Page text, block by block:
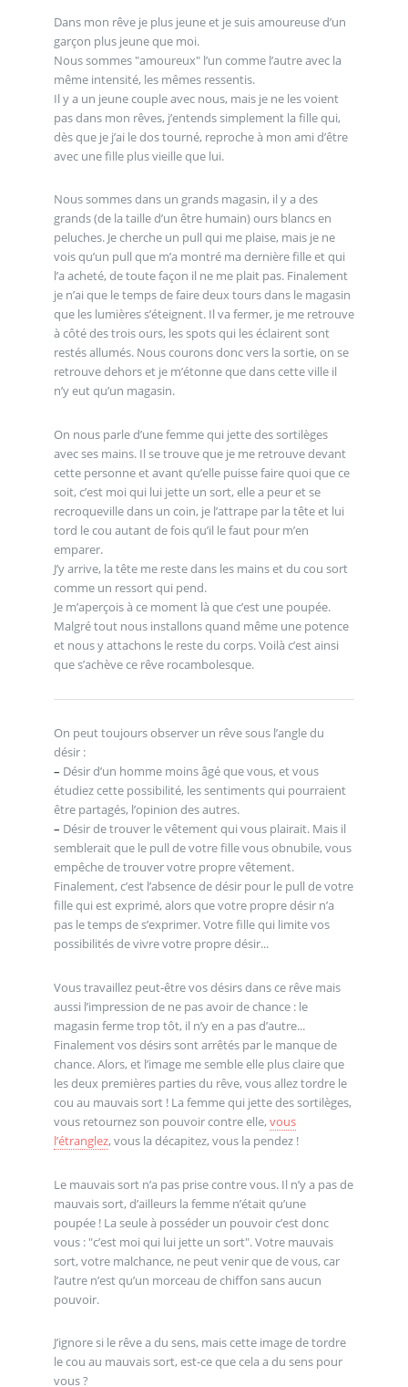
Dans mon rêve je plus jeune et je suis amoureuse d’un
garçon plus jeune que moi.
Nous sommes "amoureux" l’un comme l’autre avec la
même intensité, les mêmes ressentis.
Il y a un jeune couple avec nous, mais je ne les voient
pas dans mon rêves, j’entends simplement la fille qui,
dès que je j’ai le dos tourné, reproche à mon ami d’être
avec une fille plus vieille que lui.
Nous sommes dans un grands magasin, il y a des
grands (de la taille d’un être humain) ours blancs en
peluches. Je cherche un pull qui me plaise, mais je ne
vois qu’un pull que m’a montré ma dernière fille et qui
l’a acheté, de toute façon il ne me plait pas. Finalement
je n’ai que le temps de faire deux tours dans le magasin
que les lumières s’éteignent. Il va fermer, je me retrouve
à côté des trois ours, les spots qui les éclairent sont
restés allumés. Nous courons donc vers la sortie, on se
retrouve dehors et je m’étonne que dans cette ville il
n’y eut qu’un magasin.
On nous parle d’une femme qui jette des sortilèges
avec ses mains. Il se trouve que je me retrouve devant
cette personne et avant qu’elle puisse faire quoi que ce
soit, c’est moi qui lui jette un sort, elle a peur et se
recroqueville dans un coin, je l’attrape par la tête et lui
tord le cou autant de fois qu’il le faut pour m’en
emparer.
J’y arrive, la tête me reste dans les mains et du cou sort
comme un ressort qui pend.
Je m’aperçois à ce moment là que c’est une poupée.
Malgré tout nous installons quand même une potence
et nous y attachons le reste du corps. Voilà c’est ainsi
que s’achève ce rêve rocambolesque.
On peut toujours observer un rêve sous l’angle du
désir :
– Désir d’un homme moins âgé que vous, et vous
étudiez cette possibilité, les sentiments qui pourraient
être partagés, l’opinion des autres.
– Désir de trouver le vêtement qui vous plairait. Mais il
semblerait que le pull de votre fille vous obnubile, vous
empêche de trouver votre propre vêtement.
Finalement, c’est l’absence de désir pour le pull de votre
fille qui est exprimé, alors que votre propre désir n’a
pas le temps de s’exprimer. Votre fille qui limite vos
possibilités de vivre votre propre désir...
Vous travaillez peut-être vos désirs dans ce rêve mais
aussi l’impression de ne pas avoir de chance : le
magasin ferme trop tôt, il n’y en a pas d’autre...
Finalement vos désirs sont arrêtés par le manque de
chance. Alors, et l’image me semble elle plus claire que
les deux premières parties du rêve, vous allez tordre le
cou au mauvais sort ! La femme qui jette des sortilèges,
vous retournez son pouvoir contre elle, vous
l’étranglez, vous la décapitez, vous la pendez !
Le mauvais sort n’a pas prise contre vous. Il n’y a pas de
mauvais sort, d’ailleurs la femme n’était qu’une
poupée ! La seule à posséder un pouvoir c’est donc
vous : "c’est moi qui lui jette un sort". Votre mauvais
sort, votre malchance, ne peut venir que de vous, car
l’autre n’est qu’un morceau de chiffon sans aucun
pouvoir.
J’ignore si le rêve a du sens, mais cette image de tordre
le cou au mauvais sort, est-ce que cela a du sens pour
vous ?